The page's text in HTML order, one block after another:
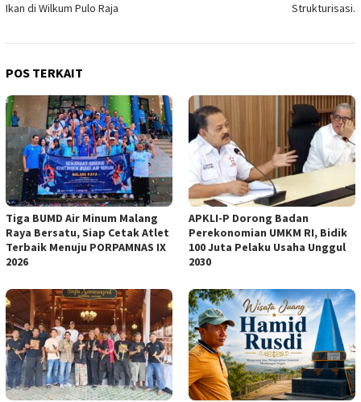
Ikan di Wilkum Pulo Raja
Strukturisasi.
POS TERKAIT
Tiga BUMD Air Minum Malang
Raya Bersatu, Siap Cetak Atlet
Terbaik Menuju PORPAMNAS IX
2026
APKLI-P Dorong Badan
Perekonomian UMKM RI, Bidik
100 Juta Pelaku Usaha Unggul
2030